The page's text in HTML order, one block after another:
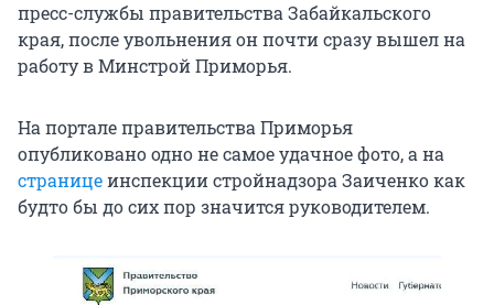
пресс-службы правительства Забайкальского
края, после увольнения он почти сразу вышел на
работу в Минстрой Приморья.
На портале правительства Приморья
опубликовано одно не самое удачное фото, а на
страницеинспекции стройнадзора Заиченко как
будто бы до сих пор значится руководителем.